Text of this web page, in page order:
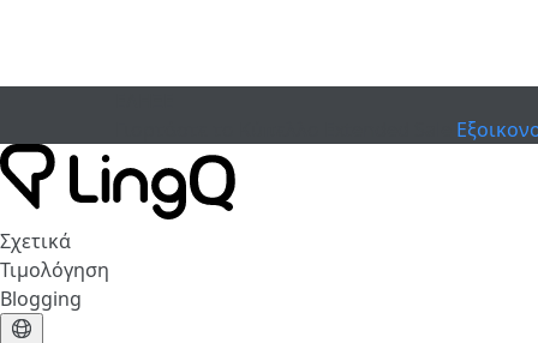
Σχετικά
Τιμολόγηση
Blogging